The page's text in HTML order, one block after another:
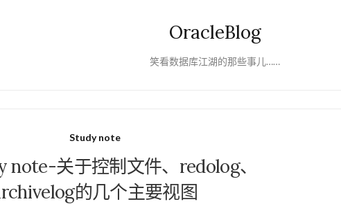
OracleBlog
笑看数据库江湖的那些事儿……
Study note
note-关于控制文件、redolog、
的几个主要视图